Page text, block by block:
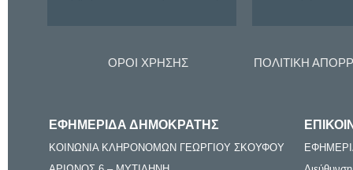
ΟΡΟΙ ΧΡΗΣΗΣ ΠΟΛΙΤΙΚΗ
ΕΦΗΜΕΡΙΔΑ ΔΗΜΟΚΡΑΤΗΣ
ΚΟΙΝΩΝΙΑ ΚΛΗΡΟΝΟΜΩΝ ΓΕΩΡΓΙΟΥ ΣΚΟΥΦΟΥ